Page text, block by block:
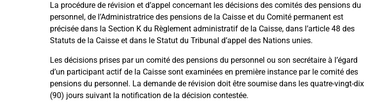
La procédure de révision et d’appel concernant les décisions des comités des pensions du
personnel, de l’Administratrice des pensions de la Caisse et du Comité permanent est
précisée dans la Section K du Règlement administratif de la Caisse, dans l’article 48 des
Statuts de la Caisse et dans le Statut du Tribunal d’appel des Nations unies.
Les décisions prises par un comité des pensions du personnel ou son secrétaire à l’égard
d’un participant actif de la Caisse sont examinées en première instance par le comité des
pensions du personnel. La demande de révision doit être soumise dans les quatre-vingt-dix
(90) jours suivant la notification de la décision contestée.